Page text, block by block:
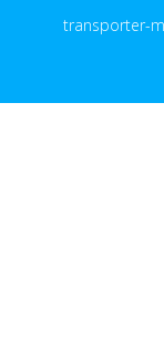
transporter-